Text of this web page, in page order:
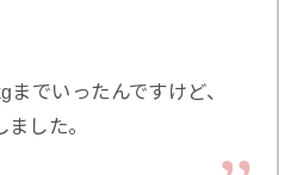
でいったんですけど、
した。